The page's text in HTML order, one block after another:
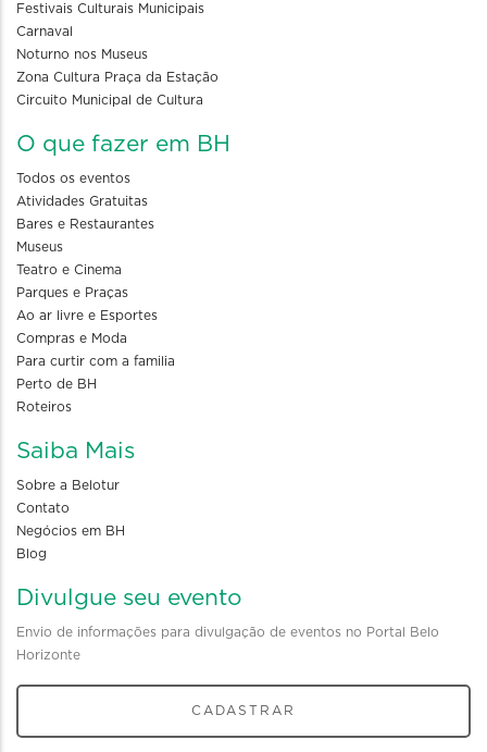
Festivais Culturais Municipais
Carnaval
Noturno nos Museus
Zona Cultura Praça da Estação
Circuito Municipal de Cultura
O que fazer em BH
Todos os eventos
Atividades Gratuitas
Bares e Restaurantes
Museus
Teatro e Cinema
Parques e Praças
Ao ar livre e Esportes
Compras e Moda
Para curtir com a familia
Perto de BH
Roteiros
Saiba Mais
Sobre a Belotur
Contato
Negócios em BH
Blog
Divulgue seu evento
Envio de informações para divulgação de eventos no Portal Belo
Horizonte
CADASTRAR